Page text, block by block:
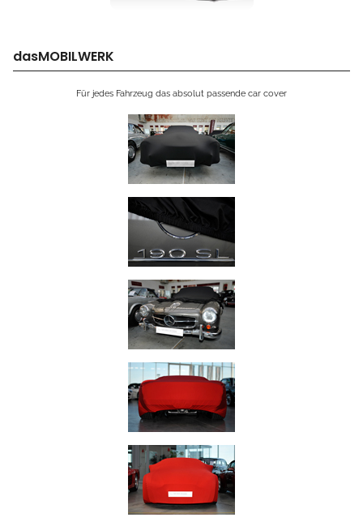
dasMOBILWERK
Für jedes Fahrzeug das absolut passende car cover